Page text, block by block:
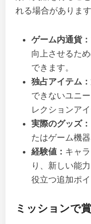
れる場合があります
ゲーム内通貨：
向上させるた
できます。
独占アイテム：
できないユニ
レクションアイ
実際のグッズ：
たはゲーム機
経験値： キャ
り、新しい能
役立つ追加ポイ
ミッションで